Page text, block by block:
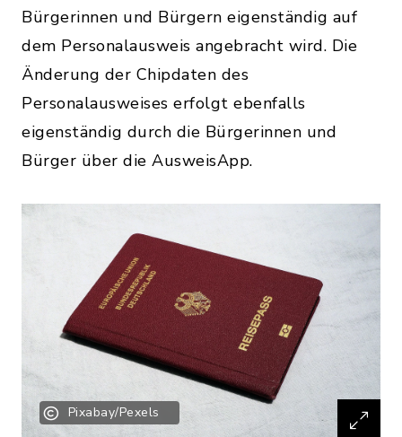
Bürgerinnen und Bürgern eigenständig auf
dem Personalausweis angebracht wird. Die
Änderung der Chipdaten des
Personalausweises erfolgt ebenfalls
eigenständig durch die Bürgerinnen und
Bürger über die AusweisApp.
Pixabay/Pexels